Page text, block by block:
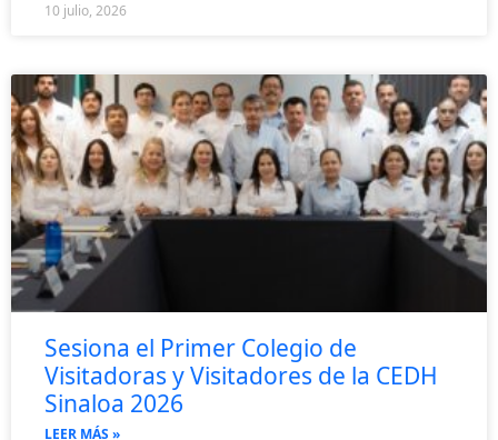
10 julio, 2026
Sesiona el Primer Colegio de
Visitadoras y Visitadores de la CEDH
Sinaloa 2026
LEER MÁS »